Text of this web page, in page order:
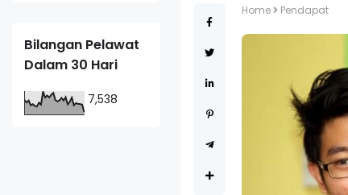
Bilangan Pelawat
Dalam 30 Hari
7,538
Home Pendapat